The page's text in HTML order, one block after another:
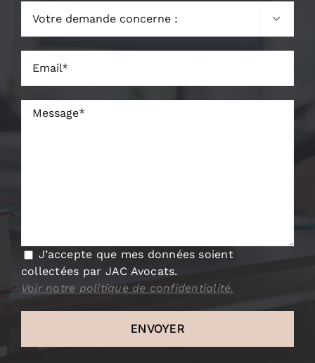

J’accepte que mes données soient
collectées par JAC Avocats.
Voir notre politique de confidentialité.